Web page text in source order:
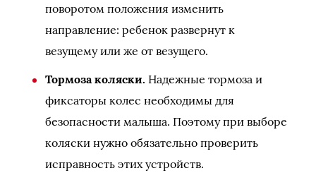
поворотом положения изменить
направление: ребенок развернут к
везущему или же от везущего.
Тормоза коляски. Надежные тормоза и
фиксаторы колес необходимы для
безопасности малыша. Поэтому при выборе
коляски нужно обязательно проверить
исправность этих устройств.